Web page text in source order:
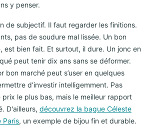
y penser.
de subjectif. Il faut regarder les finitions.
pas de soudure mal lissée. Un bon
est bien fait. Et surtout, il dure. Un jonc en
peut tenir dix ans sans se déformer.
bon marché peut s’user en quelques
d’investir intelligemment. Pas
le plus bas, mais le meilleur rapport
D'ailleurs, découvrez la bague Céleste
Paris, un exemple de bijou fin et durable.